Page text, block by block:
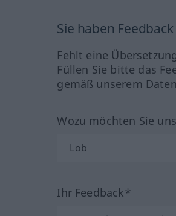
Sie haben
Fehlt eine
Füllen Sie bitte das
gemäß unserem
Wozu möchten Sie
Ihr Feedback*